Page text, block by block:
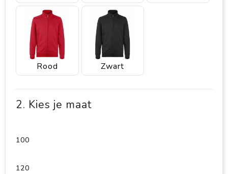
Rood Zwart
2. Kies je maat
100
120